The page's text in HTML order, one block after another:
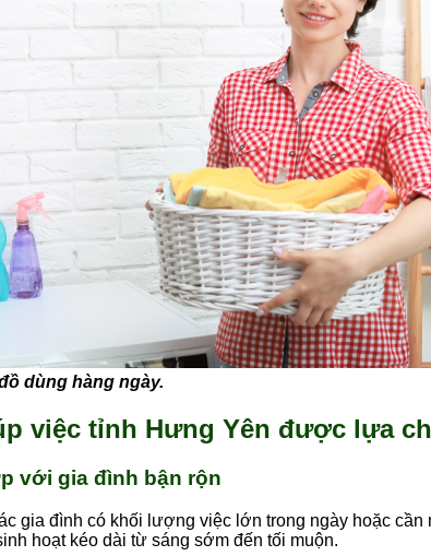
dùng hàng ngày.
việc tỉnh Hưng Yên được lựa
với gia đình bận rộn
gia đình có khối lượng việc lớn trong ngày hoặc
hoạt kéo dài từ sáng sớm đến tối muộn.